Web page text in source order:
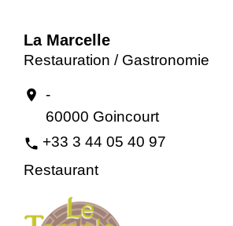
La Marcelle
Restauration / Gastronomie
location_on -
60000 Goincourt
phone +33 3 44 05 40 97
Restaurant